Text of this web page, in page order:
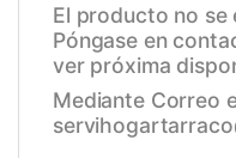
El producto no se
Póngase en
ver próxima
Mediante Correo